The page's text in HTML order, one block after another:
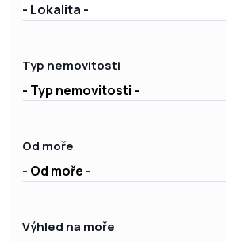
- Lokalita -
Typ nemovitosti
- Typ nemovitosti -
Od moře
- Od moře -
Výhled na moře